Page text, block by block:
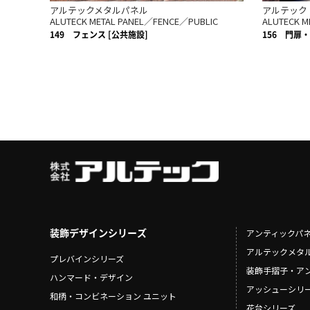
アルテックメタルパネル
ALUTECK METAL PANEL／FENCE／PUBLIC
149 フェンス [公共施設]
アルテッ
ALUTECK
156 門扉
装飾デザインシリーズ
プレバインシリーズ
ハンマード・デザイン
和柄・コンビネーション ユニット
アンティックパ
アルテックメタ
装飾手摺子・ア
アッシューシリ